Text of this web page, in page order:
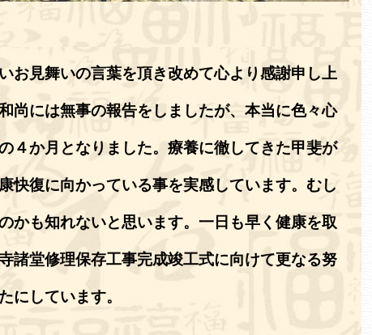
お見舞いの言葉を頂き改めて心より感謝申し上
尚には無事の報告をしましたが、本当に色々心
４か月となりました。療養に徹してきた甲斐が
快復に向かっている事を実感しています。むし
かも知れないと思います。一日も早く健康を取
諸堂修理保存工事完成竣工式に向けて更なる努
にしています。